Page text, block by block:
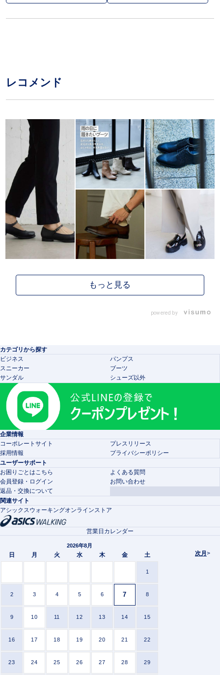
レコメンド
powered by
カテゴリから探す
ビジネス
パンプス
スニーカー
ブーツ
サンダル
シューズ以外
企業情報
コーポレートサイト
プレスリリース
採用情報
プライバシーポリシー
ユーザーサポート
お困りごとはこちら
よくある質問
会員登録・ログイン
お問い合わせ
返品・交換について
関連サイト
アシックスウォーキングオンラインストア
次月>
営業日カレンダー
2026年8月
日 月 火 水 木 金 土
1
2 3 4 5 6 7 8
9 10 11 12 13 14 15
16 17 18 19 20 21 22
23 24 25 26 27 28 29